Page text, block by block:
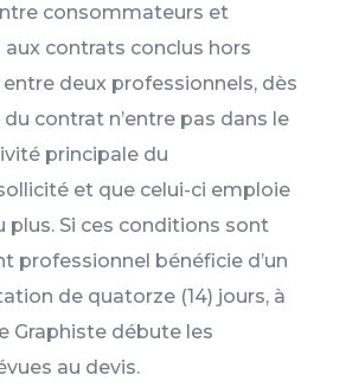
consommateurs et
contrats conclus hors
deux professionnels, dès
du contrat n’entre pas dans le
principale du
et que celui-ci emploie
plus. Si ces conditions sont
professionnel bénéficie d’un
de quatorze (14) jours, à
Graphiste débute les
au devis.